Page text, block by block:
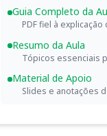
Guia Completo da
PDF fiel à
Resumo da Aula
Tópicos essenciais
Material de Apoio
Slides e anotações